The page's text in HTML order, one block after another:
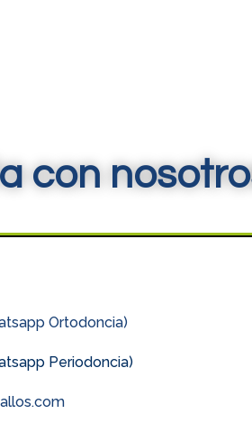
con
Ortodoncia)
Periodoncia)